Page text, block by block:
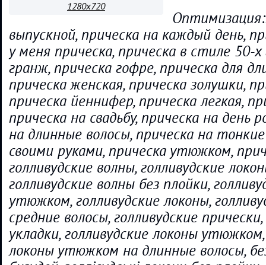
1280x720
выпускной, прическа на каждый день,
у меня прическа, прическа в стиле 50-х
гранж, прическа гофре, прическа для
прическа женская, прическа золушки,
прическа йеннифер, прическа легкая,
прическа на свадьбу, прическа на день
на длинные волосы, прическа на
своими руками, прическа утюжком,
голливудские волны, голливудские
голливудские волны без плойки,
утюжком, голливудские локоны,
средние волосы, голливудские
укладки, голливудские локоны утюжком,
локоны утюжком на длинные волосы,